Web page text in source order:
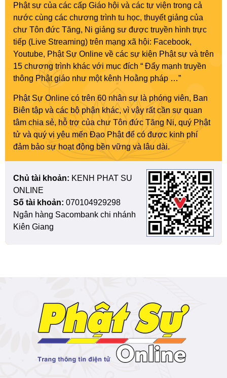
Phật sự của các cấp Giáo hội và các tự viện trong cả
nước cùng các chương trình tu học, thuyết giảng của
chư Tôn đức Tăng, Ni giảng sư được truyền hình trực
tiếp (Live Streaming) trên mạng xã hội: Facebook,
Youtube, Phật Sự Online về các sự kiện Phật sự và trên
15 chương trình khác với mục đích “ Đẩy mạnh truyền
thông Phật giáo như một kênh Hoằng pháp …”
Phật Sự Online có trên 60 nhân sự là phóng viên, Ban
Biên tập và các bộ phận khác, vì vậy rất cần sự quan
tâm chia sẻ, hỗ trợ của chư Tôn đức Tăng Ni, quý Phật
tử và quý vị yêu mến Đạo Phật để có được kinh phí
đảm bảo sự hoạt động bền vững và lâu dài.
Chủ tài khoản: KENH PHAT SU
ONLINE
Số tài khoản: 070104929298
Ngân hàng Sacombank chi nhánh
Kiên Giang